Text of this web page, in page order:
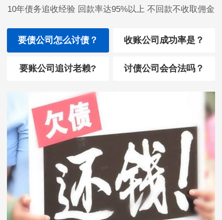
10年债务追收经验 回款率达95%以上 不回款不收取佣金
要债公司怎么讨债？ 收账公司成功率是？
要账公司追讨老赖? 讨债公司会合法吗？